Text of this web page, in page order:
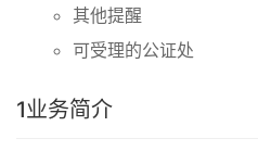
其他提醒
可受理的公证处
1业务简介